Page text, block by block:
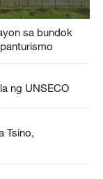
sa bundok
ng UNSECO
Tsino,